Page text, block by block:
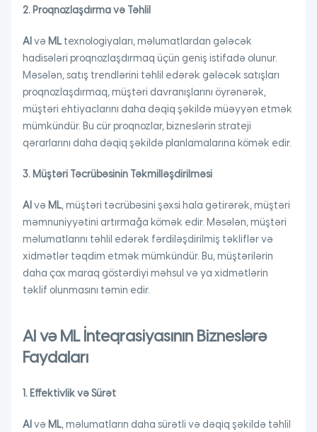
2. Proqnozlaşdırma və Təhlil
AI və ML texnologiyaları, məlumatlardan gələcək
hadisələri proqnozlaşdırmaq üçün geniş istifadə olunur.
Məsələn, satış trendlərini təhlil edərək gələcək satışları
proqnozlaşdırmaq, müştəri davranışlarını öyrənərək,
müştəri ehtiyaclarını daha dəqiq şəkildə müəyyən etmək
mümkündür. Bu cür proqnozlar, bizneslərin strateji
qərarlarını daha dəqiq şəkildə planlamalarına kömək edir.
3. Müştəri Təcrübəsinin Təkmilləşdirilməsi
AI və ML, müştəri təcrübəsini şəxsi hala gətirərək, müştəri
məmnuniyyətini artırmağa kömək edir. Məsələn, müştəri
məlumatlarını təhlil edərək fərdiləşdirilmiş təkliflər və
xidmətlər təqdim etmək mümkündür. Bu, müştərilərin
daha çox maraq göstərdiyi məhsul və ya xidmətlərin
təklif olunmasını təmin edir.
AI və ML İnteqrasiyasının Bizneslərə
Faydaları
1. Effektivlik və Sürət
AI və ML, məlumatların daha sürətli və dəqiq şəkildə təhlil